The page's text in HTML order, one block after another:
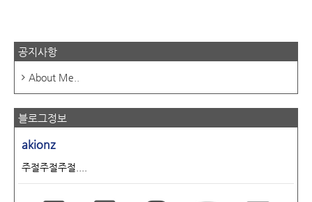
이트를 하지 않던지, 다시 예전 펌웨어
프로5를 제외한 다른..
공지사항
About Me..
블로그정보
akionz
주절주절주절....